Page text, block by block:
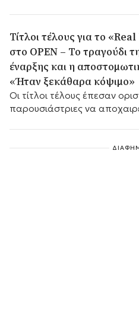
επόμενα επαγγελματικά
Τίτλοι τέλους για το
στο OPEN – Το τραγούδι
έναρξης και η
«Ήταν ξεκάθαρα κόψιμο»
Οι τίτλοι τέλους έπεσαν
παρουσιάστριες να